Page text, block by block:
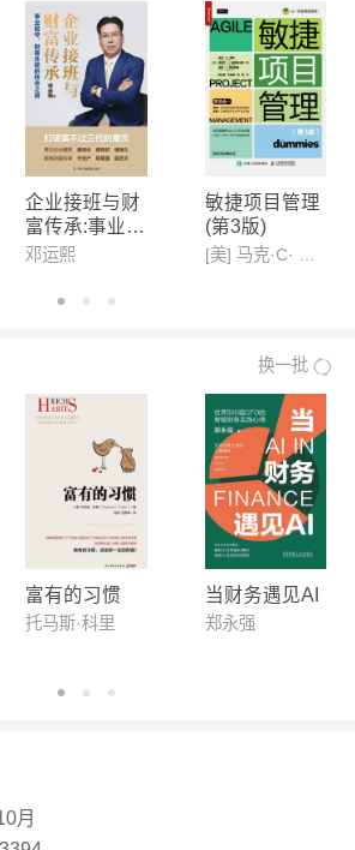
奈的街头小贩们陷了无止境的借贷
都处在多任务处理的“杂耍”状态中
我们的大脑，渐渐让我们失去认
力，变得更加愚笨和冲动。 《稀
与慢》《噪声》作者丹尼尔·卡尼
济学著作，它旨在揭示稀缺心态的
提出以“余闲”牵制稀缺的应对之
摆脱财务困境，组织如何才能重获
何才能帮助穷人?只有对“带宽”行
济学家强强联合，将科学的严谨和
体 哈佛大学终身教授、“麦克阿瑟
希尔·穆来纳森和普林斯顿大学心
菲尔强强联合之作，继诺贝尔经
尔·卡尼曼《思考，快与慢》之后
提出“带宽=认知能力 执行控制力”
俘获，过于专注于“管窥之见”，
亦即其认知能力与执行控制力会
企业接班与财
富传承:事业能
守,财富永续的
邓运熙
敏捷项目管理
(第3版)
换一批
富有的习惯
托马斯·科里
当财务遇见AI
郑永强
月